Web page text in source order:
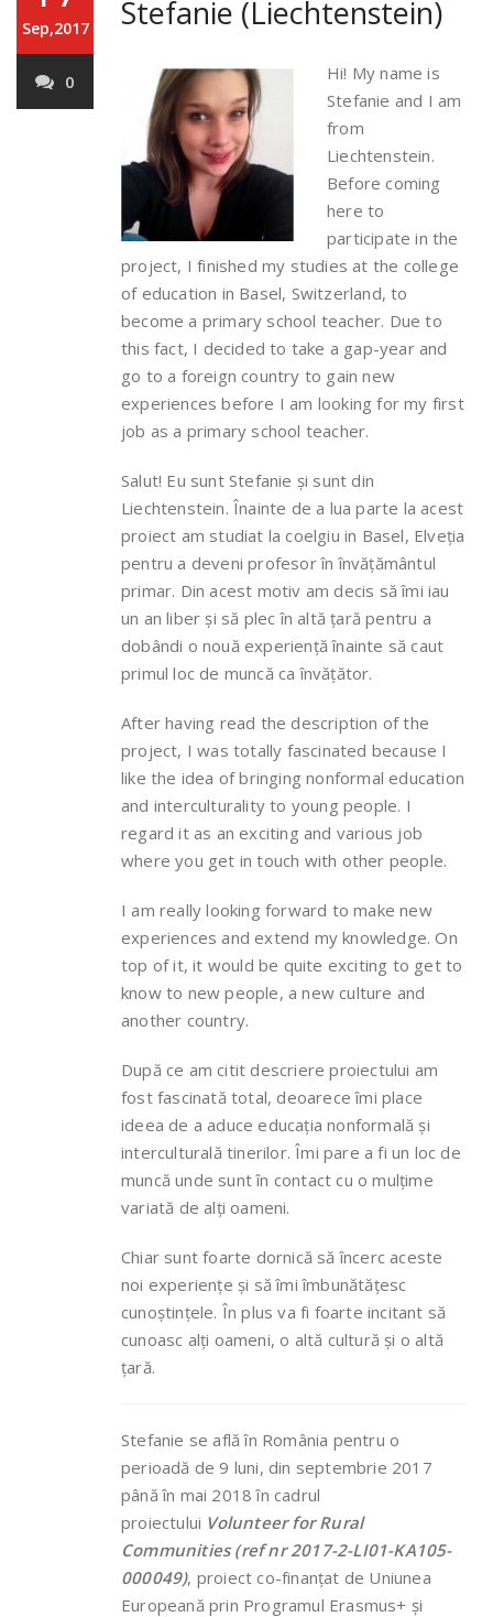
Sep,2017
0
Stefanie (Liechtenstein)
Hi! My name is
Stefanie and I am
from
Liechtenstein.
Before coming
here to
participate in the
project, I finished my studies at the college
of education in Basel, Switzerland, to
become a primary school teacher. Due to
this fact, I decided to take a gap-year and
go to a foreign country to gain new
experiences before I am looking for my first
job as a primary school teacher.
Salut! Eu sunt Stefanie și sunt din
Liechtenstein. Înainte de a lua parte la acest
proiect am studiat la coelgiu in Basel, Elveția
pentru a deveni profesor în învățământul
primar. Din acest motiv am decis să îmi iau
un an liber și să plec în altă țară pentru a
dobândi o nouă experiență înainte să caut
primul loc de muncă ca învățător.
After having read the description of the
project, I was totally fascinated because I
like the idea of bringing nonformal education
and interculturality to young people. I
regard it as an exciting and various job
where you get in touch with other people.
I am really looking forward to make new
experiences and extend my knowledge. On
top of it, it would be quite exciting to get to
know to new people, a new culture and
another country.
După ce am citit descriere proiectului am
fost fascinată total, deoarece îmi place
ideea de a aduce educația nonformală și
interculturală tinerilor. Îmi pare a fi un loc de
muncă unde sunt în contact cu o mulțime
variată de alți oameni.
Chiar sunt foarte dornică să încerc aceste
noi experiențe și să îmi îmbunătățesc
cunoștințele. În plus va fi foarte incitant să
cunoasc alți oameni, o altă cultură și o altă
țară.
Stefanie se află în România pentru o
perioadă de 9 luni, din septembrie 2017
până în mai 2018 în cadrul
proiectului Volunteer for Rural
Communities (ref nr 2017-2-LI01-KA105-
000049), proiect co-finanțat de Uniunea
Europeană prin Programul Erasmus+ și